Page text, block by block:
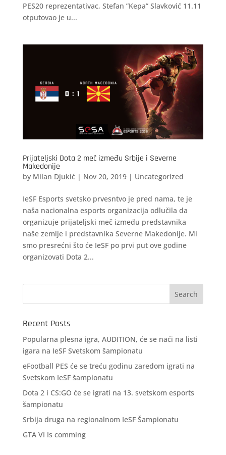
PES20 reprezentativac, Stefan ”Kepa” Slavković 11.11
otputovao je u...
Prijateljski Dota 2 meč između Srbije i Severne
Makedonije
by Milan Djukić| Nov 20, 2019| Uncategorized
IeSF Esports svetsko prvesntvo je pred nama, te je
naša nacionalna esports organizacija odlučila da
organizuje prijateljski meč između predstavnika
naše zemlje i predstavnika Severne Makedonije. Mi
smo presrećni što će IeSF po prvi put ove godine
organizovati Dota 2...
Recent Posts
Popularna plesna igra, AUDITION, će se naći na listi
igara na IeSF Svetskom šampionatu
eFootball PES će se treću godinu zaredom igrati na
Svetskom IeSF šampionatu
Dota 2 i CS:GO će se igrati na 13. svetskom esports
šampionatu
Srbija druga na regionalnom IeSF Šampionatu
GTA VI Is comming